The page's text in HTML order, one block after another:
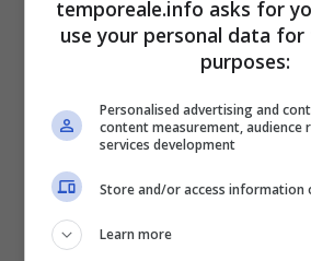
Paolo De Chiara non è
profonde pescate da
contrappone alla
pagando prezzi molto alti. Il
fu “Il coraggio di dire no.
donna che sfidò la
temporeale.info asks for
use your personal data
purposes:
Personalised advertising and
content measurement, audience
services development
Store and/or access information
Learn more